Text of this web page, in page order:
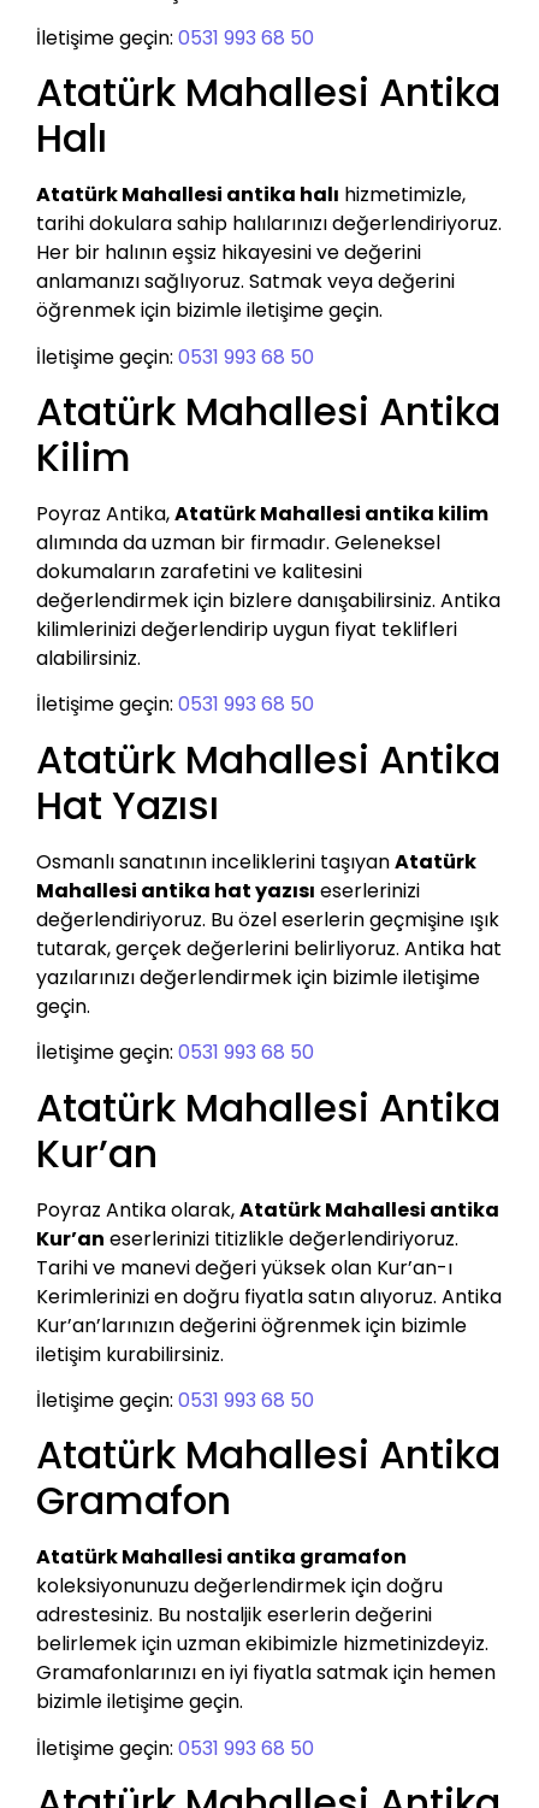
İletişime geçin: 0531 993 68 50
Atatürk Mahallesi Antika
Halı
Atatürk Mahallesi antika halı hizmetimizle,
tarihi dokulara sahip halılarınızı değerlendiriyoruz.
Her bir halının eşsiz hikayesini ve değerini
anlamanızı sağlıyoruz. Satmak veya değerini
öğrenmek için bizimle iletişime geçin.
İletişime geçin: 0531 993 68 50
Atatürk Mahallesi Antika
Kilim
Poyraz Antika,Atatürk Mahallesi antika kilim
alımında da uzman bir firmadır. Geleneksel
dokumaların zarafetini ve kalitesini
değerlendirmek için bizlere danışabilirsiniz. Antika
kilimlerinizi değerlendirip uygun fiyat teklifleri
alabilirsiniz.
İletişime geçin: 0531 993 68 50
Atatürk Mahallesi Antika
Hat Yazısı
Osmanlı sanatının inceliklerini taşıyanAtatürk
Mahallesi antika hat yazısı eserlerinizi
değerlendiriyoruz. Bu özel eserlerin geçmişine ışık
tutarak, gerçek değerlerini belirliyoruz. Antika hat
yazılarınızı değerlendirmek için bizimle iletişime
geçin.
İletişime geçin: 0531 993 68 50
Atatürk Mahallesi Antika
Kur’an
Poyraz Antika olarak,Atatürk Mahallesi antika
Kur’an eserlerinizi titizlikle değerlendiriyoruz.
Tarihi ve manevi değeri yüksek olan Kur’an-ı
Kerimlerinizi en doğru fiyatla satın alıyoruz. Antika
Kur’an’larınızın değerini öğrenmek için bizimle
iletişim kurabilirsiniz.
İletişime geçin: 0531 993 68 50
Atatürk Mahallesi Antika
Gramafon
Atatürk Mahallesi antika gramafon
koleksiyonunuzu değerlendirmek için doğru
adrestesiniz. Bu nostaljik eserlerin değerini
belirlemek için uzman ekibimizle hizmetinizdeyiz.
Gramafonlarınızı en iyi fiyatla satmak için hemen
bizimle iletişime geçin.
İletişime geçin: 0531 993 68 50